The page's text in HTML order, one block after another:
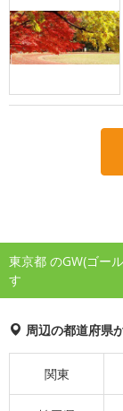
東京都 のGW(ゴー
す
周辺の都道府県
関東